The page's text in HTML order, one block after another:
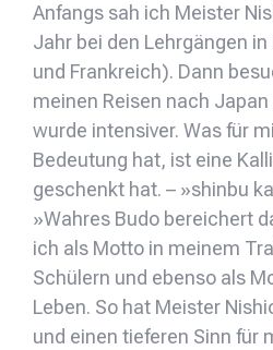
Anfangs sah ich Meister
Jahr bei den Lehrgängen
und Frankreich). Dann
meinen Reisen nach
wurde intensiver. Was für
Bedeutung hat, ist eine
geschenkt hat. – »shinbu
»Wahres Budo bereichert
ich als Motto in meinem
Schülern und ebenso als
Leben. So hat Meister
und einen tieferen Sinn für